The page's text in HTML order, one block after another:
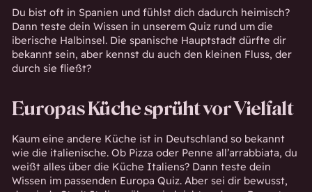
Du bist oft in Spanien und fühlst dich dadurch heimisch?
Dann teste dein Wissen in unserem Quiz rund um die
iberische Halbinsel. Die spanische Hauptstadt dürfte dir
bekannt sein, aber kennst du auch den kleinen Fluss, der
durch sie fließt?
Europas Küche sprüht vor Vielfalt
Kaum eine andere Küche ist in Deutschland so bekannt
wie die italienische. Ob Pizza oder Penne all’arrabbiata, du
weißt alles über die Küche Italiens? Dann teste dein
Wissen im passenden Europa Quiz. Aber sei dir bewusst,